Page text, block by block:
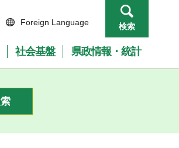
Foreign Language 検索
社会基盤 県政情報・統計